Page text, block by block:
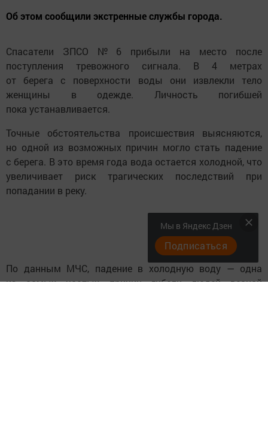
Об этом сообщили экстренные службы города.
Спасатели ЗПСО № 6 прибыли на место после
поступления тревожного сигнала. В 4 метрах
от берега с поверхности воды они извлекли тело
женщины в одежде. Личность погибшей
пока устанавливается.
Точные обстоятельства происшествия выясняются,
но одной из возможных причин могло стать падение
с берега. В это время года вода остается холодной, что
увеличивает риск трагических последствий при
попадании в реку.
По данным МЧС, падение в холодную воду — одна
из самых частых причин гибели людей весной
Мы в Яндекс Дзен
Подписаться